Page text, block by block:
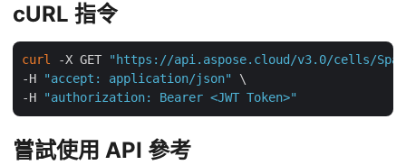
cURL 指令
curl -X GET
"https://api.aspose.cloud/v3.0/cells/
-H
"accept: application/json"
\
-H
"authorization: Bearer <JWT Token>"
嘗試使用 API 參考